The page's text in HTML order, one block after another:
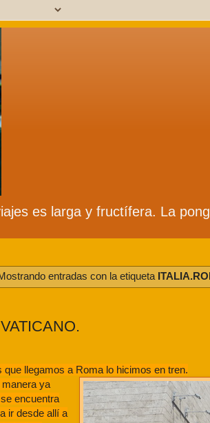
es larga y fructífera. La
entradas con la etiqueta
llegamos a Roma lo hicimos en tren.
ya
encuentra
ir desde allí a